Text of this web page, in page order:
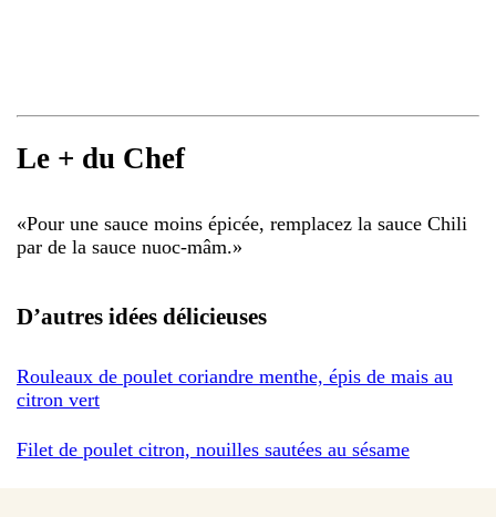
Le + du Chef
«Pour une sauce moins épicée, remplacez la sauce Chili
par de la sauce nuoc-mâm.»
D’autres idées délicieuses
Rouleaux de poulet coriandre menthe, épis de mais au
citron vert
Filet de poulet citron, nouilles sautées au sésame